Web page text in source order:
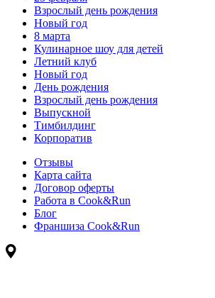
Взрослый день рождения
Новый год
8 марта
Кулинарное шоу для детей
Летний клуб
Новый год
День рождения
Взрослый день рождения
Выпускной
Тимбилдинг
Корпоратив
Отзывы
Карта сайта
Договор оферты
Работа в Cook&Run
Блог
Франшиза Cook&Run